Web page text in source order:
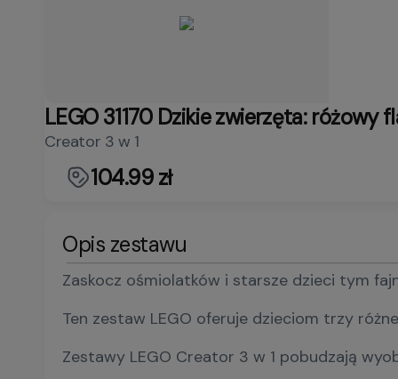
LEGO 31170 Dzikie zwierzęta: różowy
Creator 3 w 1
104.99 zł
Opis zestawu
Zaskocz ośmiolatków i starsze dzieci tym
Ten zestaw LEGO oferuje dzieciom trzy
Zestawy LEGO Creator 3 w 1 pobudzają